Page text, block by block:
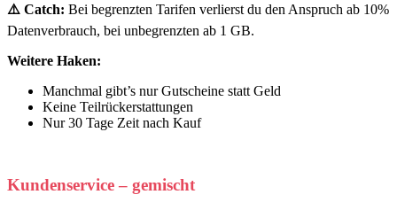
⚠️ Catch: Bei begrenzten Tarifen verlierst du den Anspruch ab 10%
Datenverbrauch, bei unbegrenzten ab 1 GB.
Weitere Haken:
Manchmal gibt’s nur Gutscheine statt Geld
Keine Teilrückerstattungen
Nur 30 Tage Zeit nach Kauf
Kundenservice – gemischt